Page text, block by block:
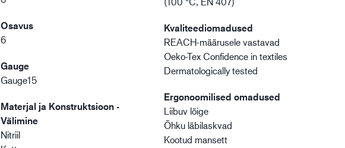
Osavus
6
Gauge
Gauge15
Materjal ja Konstruktsioon -
Välimine
Nitriil
Kvaliteediomadused
REACH-määrusele vastavad
Oeko-Tex Confidence in textiles
Dermatologically tested
Ergonoomilised omadused
Liibuv lõige
Õhku läbilaskvad
Kootud mansett